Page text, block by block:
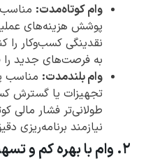
وام کوتاه‌مدت:
پوشش هزینه‌های
نقدینگی کسب‌وکار را
به فرصت‌های جدید را
وام بلندمدت: مناسب
تجهیزات یا گسترش
طولانی‌تر فشار مالی
نیازمند برنامه‌ریزی
۲. وام با بهره کم و تسهیلات دولتی